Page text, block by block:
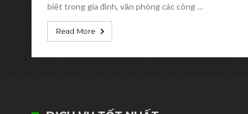
biệt trong gia đình, văn phòng các công …
Read More